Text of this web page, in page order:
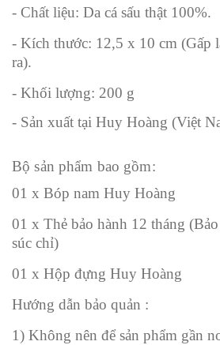
- Chất liệu: Da cá sấu thật 100%.
- Kích thước: 12,5 x 10 cm (Gấp
ra).
- Khối lượng: 200 g
- Sản xuất tại Huy Hoàng (Việt
Bộ sản phẩm bao gồm:
01 x Bóp nam Huy Hoàng
01 x Thẻ bảo hành 12 tháng
súc chỉ)
01 x Hộp đựng Huy Hoàng
Hướng dẫn bảo quản :
1) Không nên để sản phẩm gần